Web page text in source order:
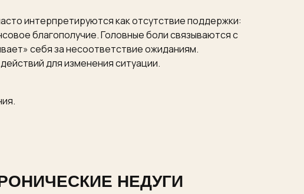
интерпретируются как отсутствие поддержки:
благополучие. Головные боли связываются с
себя за несоответствие ожиданиям.
для изменения ситуации.
НЕДУГИ